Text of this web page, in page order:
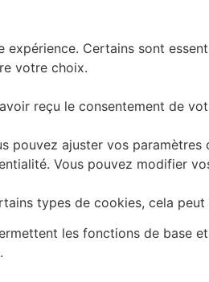
Certains sont
votre choix.
reçu le consentement de
pouvez ajuster vos
Vous pouvez modifier
types de cookies, cela
les fonctions de base